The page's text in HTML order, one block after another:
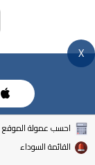
X
احسب عمولة الموقع
القائمة السوداء